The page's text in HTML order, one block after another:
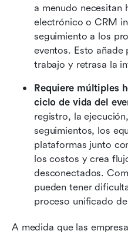
a menudo necesitan
electrónico o CRM
seguimiento a los
eventos. Esto añade
trabajo y retrasa la
Requiere múltiples
ciclo de vida del
registro, la
seguimientos, los
plataformas junto
los costos y crea
desconectados.
pueden tener
proceso unificado
A medida que las